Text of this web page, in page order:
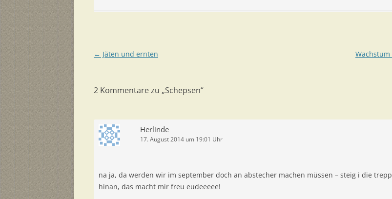
Beitragsnavigation
← Jäten und ernten Wachstum
2 Kommentare zu „Schepsen“
Herlinde
17. August 2014 um 19:01 Uhr
na ja, da werden wir im september doch an abstecher machen müssen – steig i die trepp
hinan, das macht mir freu eudeeeee!